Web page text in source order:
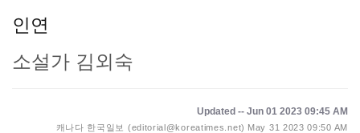
인연
소설가 김외숙
Updated -- Jun 01 2023 09:45 AM
캐나다 한국일보 (editorial@koreatimes.net) May 31 2023 09:50 AM